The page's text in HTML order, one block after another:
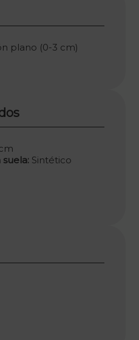
plano (0-3 cm)
Sintético